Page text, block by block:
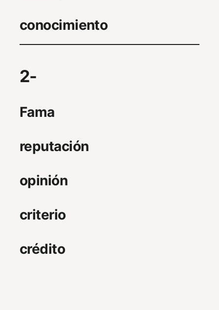
conocimiento
2-
Fama
reputación
opinión
criterio
crédito